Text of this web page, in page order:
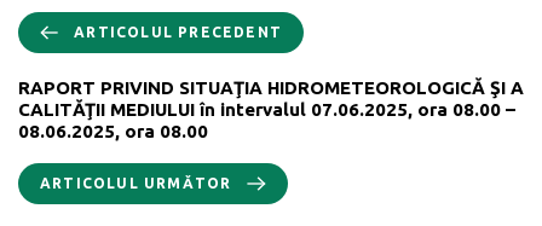
ARTICOLUL PRECEDENT
RAPORT PRIVIND SITUAŢIA HIDROMETEOROLOGICĂ ŞI A
CALITĂŢII MEDIULUI în intervalul 07.06.2025, ora 08.00 –
08.06.2025, ora 08.00
ARTICOLUL URMĂTOR